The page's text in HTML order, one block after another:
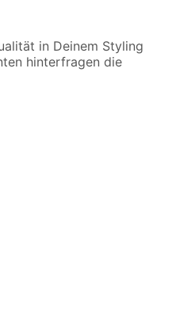
in Deinem Styling
hinterfragen die